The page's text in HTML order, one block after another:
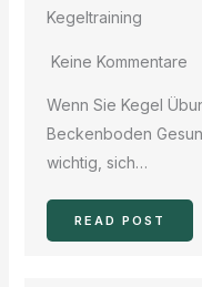
Kegeltraining
Keine Kommentare
Wenn Sie Kegel
Beckenboden
wichtig, sich…
READ POST